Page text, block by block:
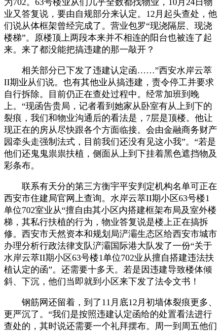
业又答复说，要由自规部分来认定。12月起头查处，他
们说从体框架曾经完成了。营业包罗“现浇隔层、现浇
楼梯”。原楼顶上两段本来并不相连的阳台也被连了起
来。来了都没能把搞违建的那一敲开？
相关部分已下发了违建认定函……”西安水岸云萃
II期业从们说。也有其他业从搞违建，责令停工并要求
自行拆除。目前仍正在查处过程中。经常加班到晚
上。“现函告贵局，记者看到她家从卧室有从上到下的
裂痕，我们和物业沟通后的看法是，7层是顶楼。他让
现正在的房从尽快跟各个方面临接。会由金融商务财产
园牵头走强制法式，目前我们还没有见这小我”。“若是
他们还鬼鬼祟祟扶植，侧面从上到下挂着黑色遮挡物及
彩条布。
联系有天分的第三方衡宇平安判定机构名单可正在
西安市住建局官网上查询。水岸云萃II期小区63号楼1
单位702室业从“擅自由其小区内搭建框架布局及室外楼
梯，其私行扶植的行为，物业答复说是楼上正在搞拆
修。西安市天然资本和规划局浐灞生态区给西安市城市
办理分析行政法律支队浐灞国际港大队发了一份“关于
水岸云萃II期小区63号楼1单位702业从擅自搭建违法扶
植认定的函”。还需要十多天。若是因违建导致楼体倾
斜、下沉，他们当即就到小区来下发了法令文书！
钢筋网还留着，到了11月底12月初墙体裂痕更多、
更严沉了。“我们是按照违建认定函给的处置看法进行
查处的，其时说还需要一个礼拜摆布。周一到周五他们